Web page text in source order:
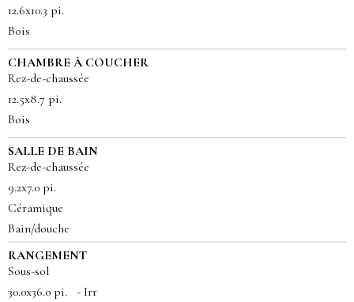
12.6x10.3 pi.
Bois
CHAMBRE À COUCHER
Rez-de-chaussée
12.5x8.7 pi.
Bois
SALLE DE BAIN
Rez-de-chaussée
9.2x7.0 pi.
Céramique
Bain/douche
RANGEMENT
Sous-sol
30.0x36.0 pi. - Irr